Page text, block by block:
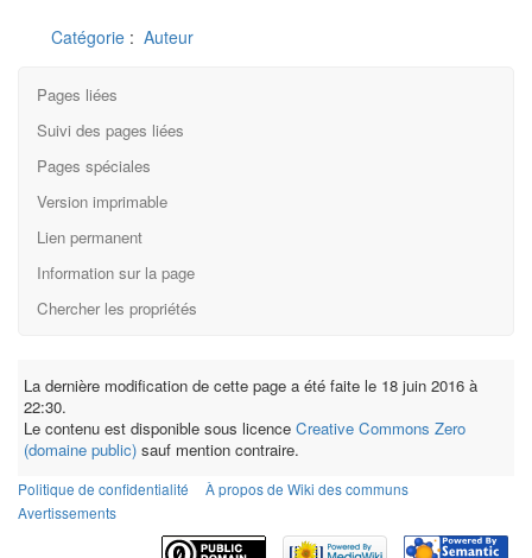
Catégorie : Auteur
Pages liées
Suivi des pages liées
Pages spéciales
Version imprimable
Lien permanent
Information sur la page
Chercher les propriétés
La dernière modification de cette page a été faite le 18 juin 2016 à
22:30.
Le contenu est disponible sous licence Creative Commons Zero
(domaine public) sauf mention contraire.
Politique de confidentialité
À propos de Wiki des communs
Avertissements